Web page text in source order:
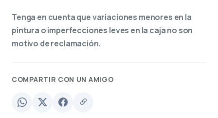
Tenga en cuenta que variaciones menores en la
pintura o imperfecciones leves en la caja no son
motivo de reclamación.
COMPARTIR CON UN AMIGO